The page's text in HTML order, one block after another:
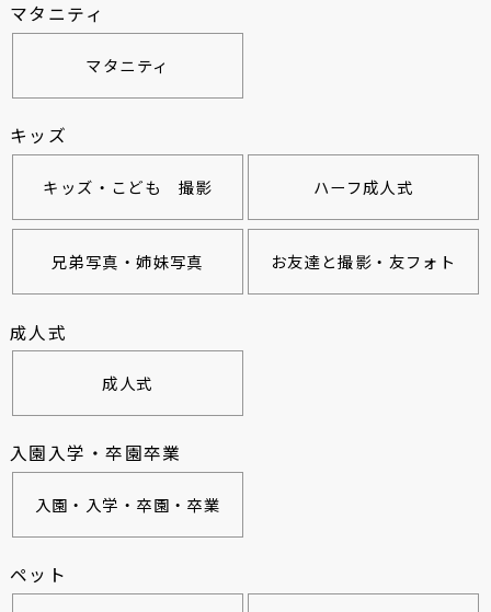
マタニティ
マタニティ
キッズ
キッズ・こども 撮影 ハーフ成人式
兄弟写真・姉妹写真 お友達と撮影・友フォト
成人式
成人式
入園入学・卒園卒業
入園・入学・卒園・卒業
ペット